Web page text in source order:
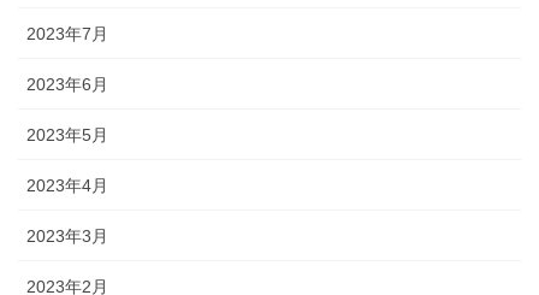
2023年7月
2023年6月
2023年5月
2023年4月
2023年3月
2023年2月